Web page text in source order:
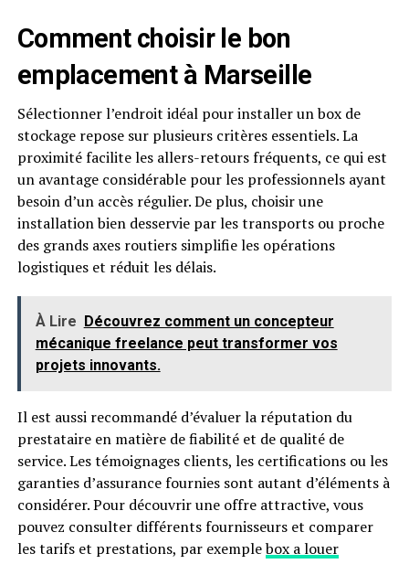
Comment choisir le bon
emplacement à Marseille
Sélectionner l’endroit idéal pour installer un box de
stockage repose sur plusieurs critères essentiels. La
proximité facilite les allers-retours fréquents, ce qui est
un avantage considérable pour les professionnels ayant
besoin d’un accès régulier. De plus, choisir une
installation bien desservie par les transports ou proche
des grands axes routiers simplifie les opérations
logistiques et réduit les délais.
À Lire Découvrez comment un concepteur
mécanique freelance peut transformer vos
projets innovants.
Il est aussi recommandé d’évaluer la réputation du
prestataire en matière de fiabilité et de qualité de
service. Les témoignages clients, les certifications ou les
garanties d’assurance fournies sont autant d’éléments à
considérer. Pour découvrir une offre attractive, vous
pouvez consulter différents fournisseurs et comparer
les tarifs et prestations, par exemplebox a louer